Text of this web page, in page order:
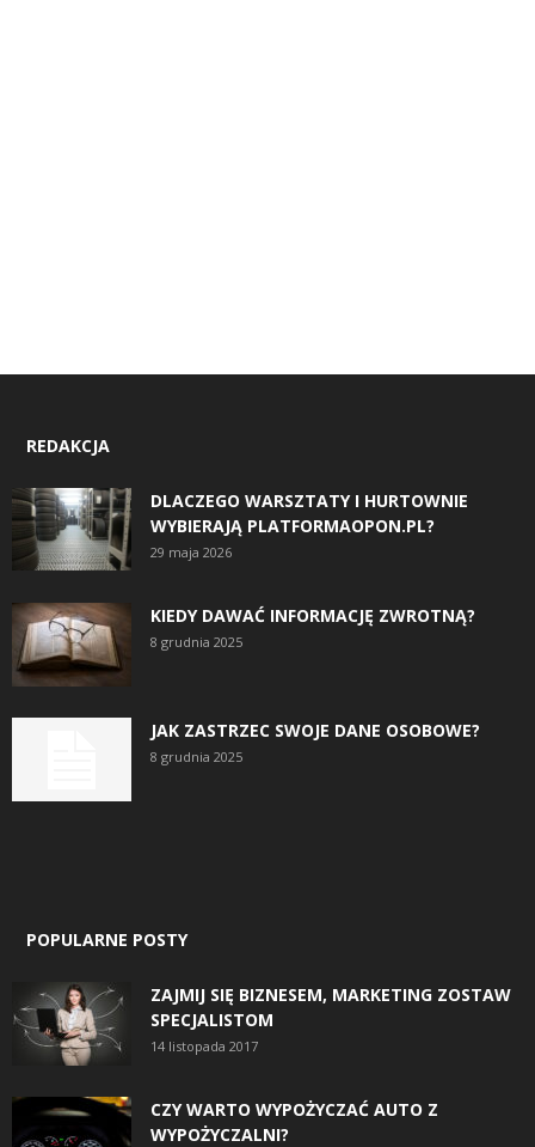
REDAKCJA
DLACZEGO WARSZTATY I HURTOWNIE
WYBIERAJĄ PLATFORMAOPON.PL?
29 maja 2026
KIEDY DAWAĆ INFORMACJĘ ZWROTNĄ?
8 grudnia 2025
JAK ZASTRZEC SWOJE DANE OSOBOWE?
8 grudnia 2025
POPULARNE POSTY
ZAJMIJ SIĘ BIZNESEM, MARKETING ZOSTAW
SPECJALISTOM
14 listopada 2017
CZY WARTO WYPOŻYCZAĆ AUTO Z
WYPOŻYCZALNI?